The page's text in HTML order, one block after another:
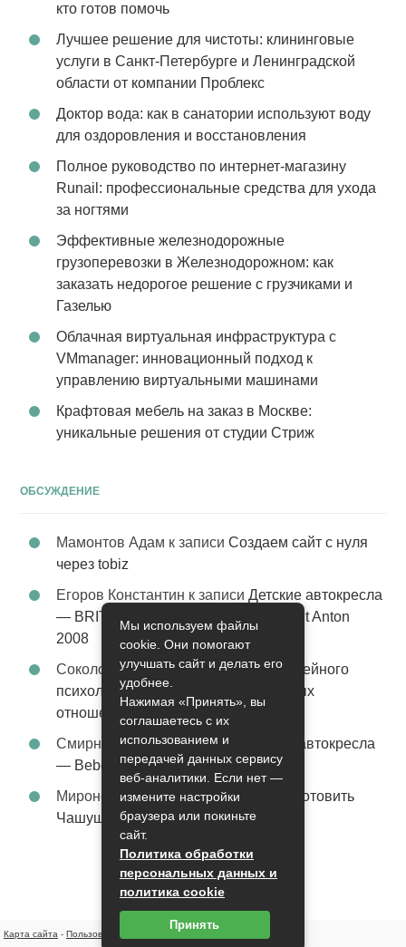
кто готов помочь
Лучшее решение для чистоты: клининговые
услуги в Санкт-Петербурге и Ленинградской
области от компании Проблекс
Доктор вода: как в санатории используют воду
для оздоровления и восстановления
Полное руководство по интернет-магазину
Runail: профессиональные средства для ухода
за ногтями
Эффективные железнодорожные
грузоперевозки в Железнодорожном: как
заказать недорогое решение с грузчиками и
Газелью
Облачная виртуальная инфраструктура с
VMmanager: инновационный подход к
управлению виртуальными машинами
Крафтовая мебель на заказ в Москве:
уникальные решения от студии Стриж
ОБСУЖДЕНИЕ
Мамонтов Адам к записиСоздаем сайт с нуля
через tobiz
Егоров Константин к записиДетские автокресла
— BRITAX Evolva 1-2-3 (1-2-3) цвет St Anton
2008
Соколова Эльзак записиУслуги семейного
психолога – стабильность в семейных
отношениях
Смирнова Грацияк записи
Детские автокресла
— Bebe Confort Moby цвет Orange
Миронов Никифорк записи
Как приготовить
Чашушули
Карта сайта - Пользовательское соглашение
Мы используем файлы
cookie. Они помогают
улучшать сайт и делать его
удобнее.
Нажимая «Принять», вы
соглашаетесь с их
использованием и
передачей данных сервису
веб-аналитики. Если нет —
измените настройки
браузера или покиньте
сайт.
Политика обработки
персональных данных и
политика cookie
Принять